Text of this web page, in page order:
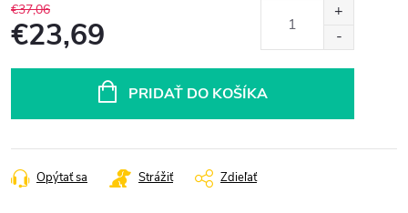
€37,06
€23,69
PRIDAŤ DO KOŠÍKA
Opýtať sa Strážiť Zdieľať